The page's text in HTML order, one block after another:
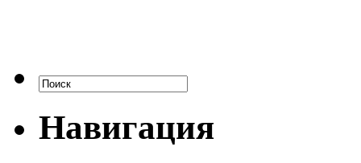
Навигация